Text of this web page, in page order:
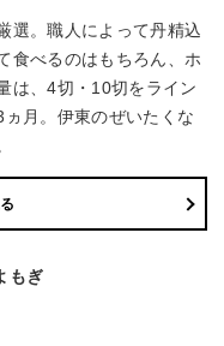
選。職人によって丹精込
食べるのはもちろん、ホ
は、4切・10切をライン
月。伊東のぜいたくな
もぎ